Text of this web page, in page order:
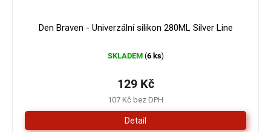
Den Braven - Univerzální silikon 280ML Silver Line
SKLADEM (6 ks)
107 Kč bez DPH
129 Kč
Detail